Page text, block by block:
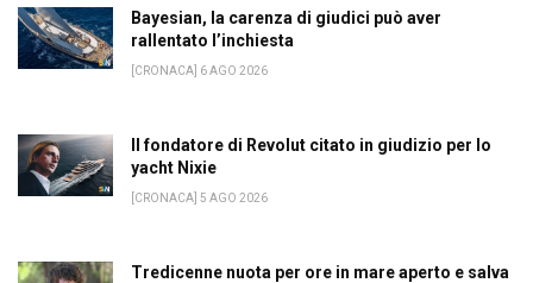
Bayesian, la carenza di giudici può aver
rallentato l’inchiesta
[CRONACA] 6 AGO 2026
Il fondatore di Revolut citato in giudizio per lo
yacht Nixie
[CRONACA] 5 AGO 2026
Tredicenne nuota per ore in mare aperto e salva